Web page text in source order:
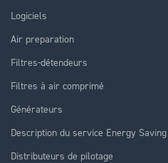
Logiciels
Air preparation
Filtres-détendeurs
Filtres à air comprimé
Générateurs
Description du service Energy Saving
Distributeurs de pilotage